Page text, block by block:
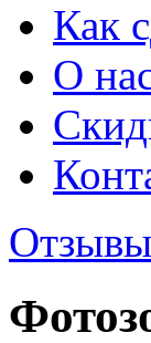
Как
О